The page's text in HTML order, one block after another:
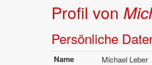
Pro­fil von
Per­sön­li­che
Name Mi­cha­el Leber